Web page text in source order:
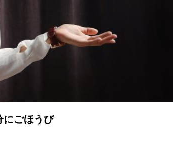
にごほうび